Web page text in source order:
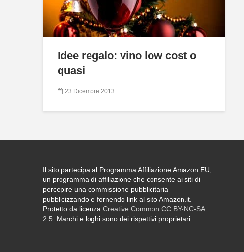
Idee regalo: vino low cost o
quasi
23 Dicembre 2013
Il sito partecipa al Programma Affiliazione Amazon EU,
un programma di affiliazione che consente ai siti di
percepire una commissione pubblicitaria
pubblicizzando e fornendo link al sito Amazon.it.
Protetto da licenza Creative Common CC BY-NC-SA
2.5 . Marchi e loghi sono dei rispettivi proprietari.